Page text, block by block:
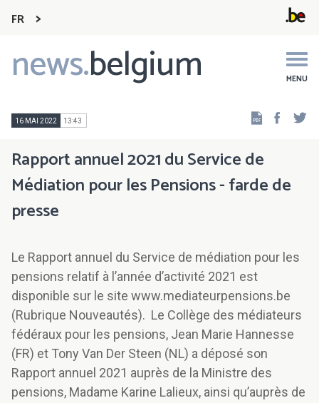
FR
news.belgium MENU
Main
navigation
16 MAI 2022 13:43
Rapport annuel 2021 du Service de
Médiation pour les Pensions - farde de
presse
Le Rapport annuel du Service de médiation pour les
pensions relatif à l’année d’activité 2021 est
disponible sur le site www.mediateurpensions.be
(Rubrique Nouveautés). Le Collège des médiateurs
fédéraux pour les pensions, Jean Marie Hannesse
(FR) et Tony Van Der Steen (NL) a déposé son
Rapport annuel 2021 auprès de la Ministre des
pensions, Madame Karine Lalieux, ainsi qu’auprès de